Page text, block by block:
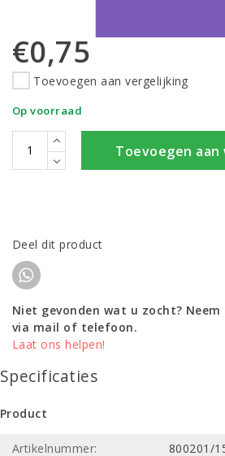
€0,75
Toevoegen aan vergelijking
Op voorraad
Toevoegen aan
Deel dit product
Niet gevonden wat u zocht?
via mail of telefoon.
Laat ons helpen!
Specificaties
Product
Artikelnummer:
800201/